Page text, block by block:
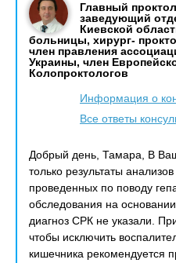
Главный
заведующий
Киевской
больницы, хирург-
член правления
Украины, член
Колопроктологов
Информация о
Все ответы
Добрый день, Тамара, В
только результаты
проведенных по поводу
обследования на
диагноз СРК не указали.
чтобы исключить
кишечника рекомендуется